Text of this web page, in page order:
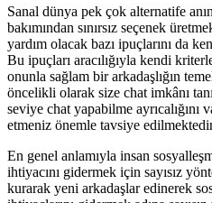
Sanal dünya pek çok alternatife
bakımından sınırsız seçenek
yardım olacak bazı ipuçlarını da
Bu ipuçları aracılığıyla kendi
onunla sağlam bir arkadaşlığın
öncelikli olarak size chat imkânı
seviye chat yapabilme ayrıcalığını
etmeniz önemle tavsiye
En genel anlamıyla insan
ihtiyacını gidermek için sayısız
kurarak yeni arkadaşlar edinerek